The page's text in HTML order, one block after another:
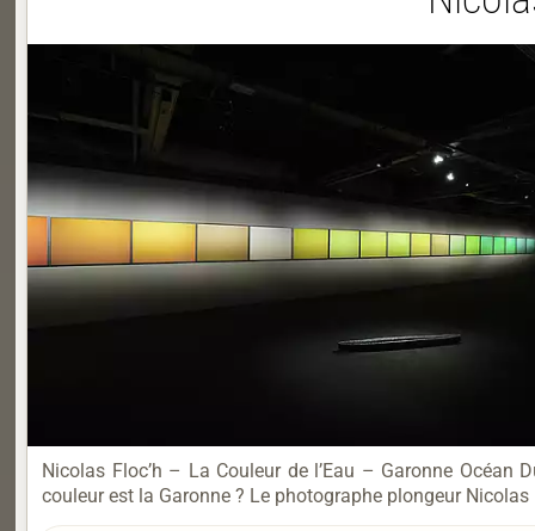
Nicolas Floc’h – La Couleur de l’Eau – Garonne
couleur est la Garonne ? Le photographe plongeur